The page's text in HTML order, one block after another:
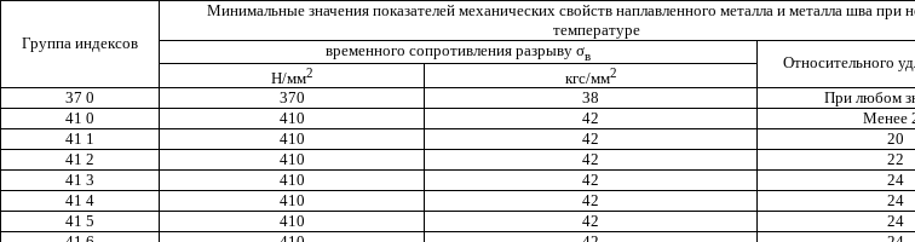
Группа индексов
Минимальные значения показателей механических свойств наплавленного металла и металла шва при
температуре
временного сопротивления разрыву σв Относительного
Н/мм2 кгс/мм2
37 0 370 38 При любом
41 0
410 42 Менее
41 1
410 42 20
41 2
410 42 22
41 3
410 42 24
41 4
410 42 24
41 5
410 42 24